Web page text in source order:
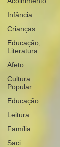
Infância
Crianças
Educação,
Literatura
Afeto
Cultura
Popular
Educação
Leitura
Família
Saci